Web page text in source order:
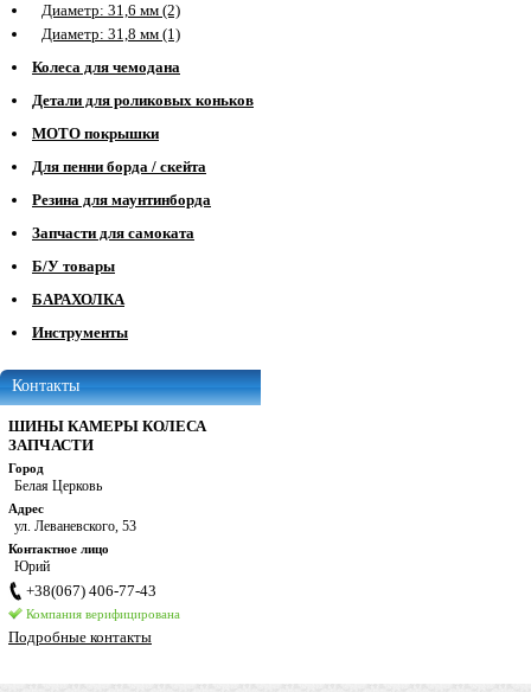
Диаметр: 31,6 мм (2)
Диаметр: 31,8 мм (1)
Колеса для чемодана
Детали для роликовых коньков
МОТО покрышки
Для пенни борда / скейта
Резина для маунтинборда
Запчасти для самоката
Б/У товары
БАРАХОЛКА
Инструменты
Контакты
ШИНЫ КАМЕРЫ КОЛЕСА
ЗАПЧАСТИ
Город
Белая Церковь
Адрес
ул. Леваневского, 53
Контактное лицо
Юрий
+38(067) 406-77-43
Компания верифицирована
Подробные контакты